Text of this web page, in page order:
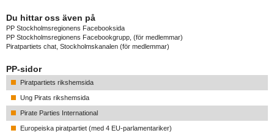
Du hittar oss även på
PP Stockholmsregionens Facebooksida
PP Stockholmsregionens Facebookgrupp , (för medlemmar)
Piratpartiets chat, Stockholmskanalen (för medlemmar)
PP-sidor
Piratpartiets rikshemsida
Ung Pirats rikshemsida
Pirate Parties International
Europeiska piratpartiet (med 4 EU-parlamentariker)